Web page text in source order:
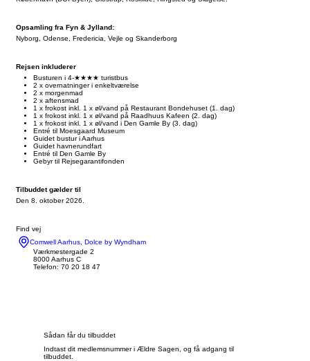
Opsamling fra Fyn & Jylland:
Nyborg, Odense, Fredericia, Vejle og Skanderborg
Rejsen inkluderer
Busturen i 4-★★★★ turistbus
2 x overnatninger i enkeltværelse
2 x morgenmad
2 x aftensmad
1 x frokost inkl. 1 x øl/vand på Restaurant Bondehuset (1. dag)
1 x frokost inkl. 1 x øl/vand på Raadhuus Kafeen (2. dag)
1 x frokost inkl. 1 x øl/vand i Den Gamle By (3. dag)
Entré til Moesgaard Museum
Guidet bustur i Aarhus
Guidet havnerundfart
Entré til Den Gamle By
Gebyr til Rejsegarantifonden
Tilbuddet gælder til
Den 8. oktober 2026.
Find vej
Comwell Aarhus, Dolce by Wyndham
Værkmestergade 2
8000 Aarhus C
Telefon: 70 20 18 47
Sådan får du tilbuddet
Indtast dit medlemsnummer i Ældre Sagen, og få adgang til
tilbuddet.